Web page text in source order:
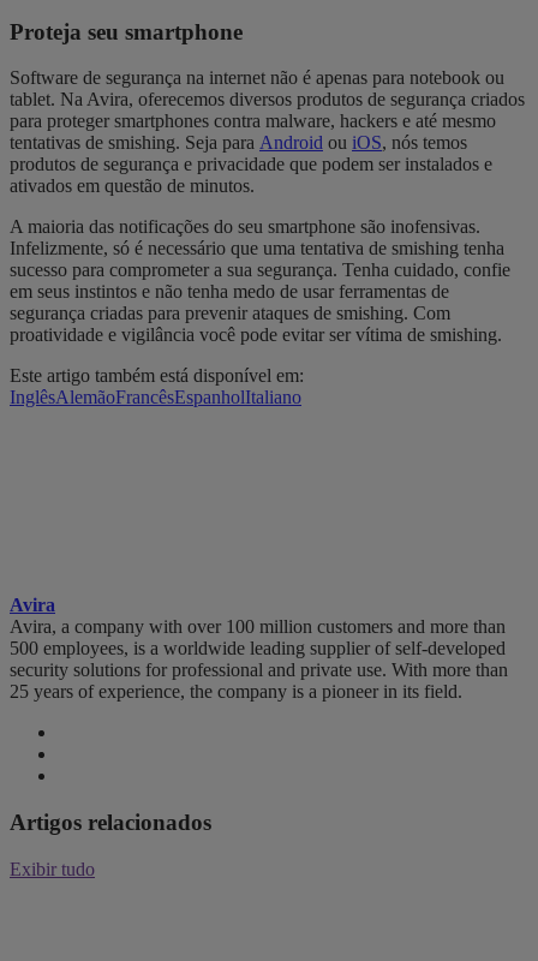
Proteja seu smartphone
Software de segurança na internet não é apenas para notebook ou
tablet. Na Avira, oferecemos diversos produtos de segurança criados
para proteger smartphones contra malware, hackers e até mesmo
tentativas de smishing. Seja para Android ou iOS, nós temos
produtos de segurança e privacidade que podem ser instalados e
ativados em questão de minutos.
A maioria das notificações do seu smartphone são inofensivas.
Infelizmente, só é necessário que uma tentativa de smishing tenha
sucesso para comprometer a sua segurança. Tenha cuidado, confie
em seus instintos e não tenha medo de usar ferramentas de
segurança criadas para prevenir ataques de smishing. Com
proatividade e vigilância você pode evitar ser vítima de smishing.
Este artigo também está disponível em:
InglêsAlemãoFrancêsEspanholItaliano
Avira
Avira, a company with over 100 million customers and more than
500 employees, is a worldwide leading supplier of self-developed
security solutions for professional and private use. With more than
25 years of experience, the company is a pioneer in its field.
Artigos relacionados
Exibir tudo